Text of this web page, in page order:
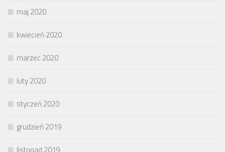
maj 2020
kwiecień 2020
marzec 2020
luty 2020
styczeń 2020
grudzień 2019